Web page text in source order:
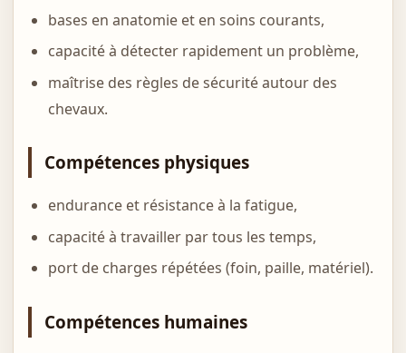
bases en anatomie et en soins courants,
capacité à détecter rapidement un problème,
maîtrise des règles de sécurité autour des
chevaux.
Compétences physiques
endurance et résistance à la fatigue,
capacité à travailler par tous les temps,
port de charges répétées (foin, paille, matériel).
Compétences humaines